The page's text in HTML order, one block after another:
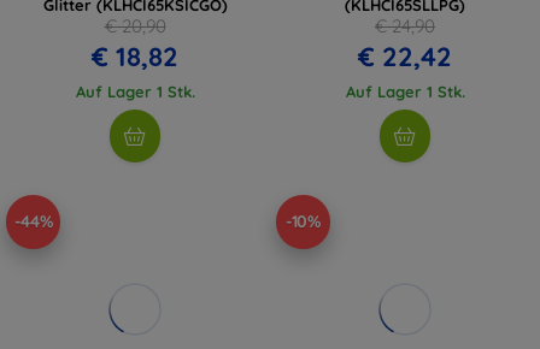
Glitter (KLHCI65KSICGO)
€ 20,90
€ 18,82
Auf Lager 1 Stk.
(KLHCI65SLLPG)
€ 24,90
€ 22,42
Auf Lager 1 Stk.
-44% -10%